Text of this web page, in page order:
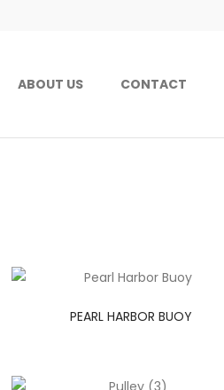
ABOUT US CONTACT
PEARL HARBOR BUOY